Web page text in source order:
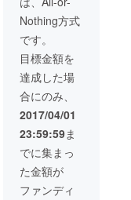
ツ』(イギリ
ス)へ出演し
喝采を浴び
た。
ますので予めご
了承のほど、よ
ろしくお願い致
します。
CDのブックレッ
ト『special
thanks』への名
前掲載(企業の場
合は企業名) 5.
CD発売Special
Liveにご招待(遠
方によりご参加
できない場合は
画DVDをプレゼ
ント) 6. プライ
ベートライブ&
クラウドファン
ディング達成ア
Nothing方式
です。
目標金額を
達成した場
合にのみ、
2017/04/01
23:59:59ま
でに集まっ
た金額が
ファンディ